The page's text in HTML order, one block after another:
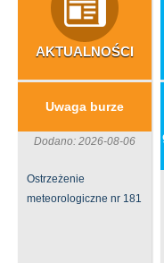
AKTUALNOŚCI
Uwaga burze
Dodano: 2026-08-06
Ostrzeżenie
meteorologiczne nr 181